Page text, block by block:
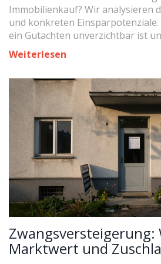
Immobilienkauf? Wir analysieren
und konkreten Einsparpotenziale.
ein Gutachten unverzichtbar ist
Mängel vermeiden.
Weiterlesen
Zwangsversteigerung:
Marktwert und